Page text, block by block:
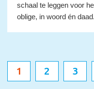
schaal te leggen voor
oblige, in woord én daad.
1 2 3